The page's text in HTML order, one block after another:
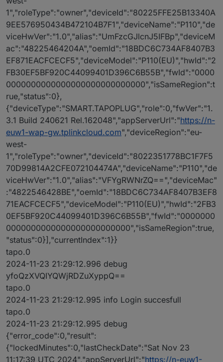
1","roleType":"owner","deviceId":"80225FFE25B13340A
9EE576950434B472104B7F1","deviceName":"P110","de
viceHwVer":"1.0","alias":"UmFzcGJlcnJ5IFBp","deviceM
ac":"48225464204A","oemId":"18BDC6C734AF8407B3
EF871EACFCECF5","deviceModel":"P110(EU)","hwId":"2
FB30EF5BF920C44099401D396C6B55B","fwId":"0000
0000000000000000000000000000","isSameRegion":t
rue,"status":0},
{"deviceType":"SMART.TAPOPLUG","role":0,"fwVer":"1.
3.1 Build 240621 Rel.162048","appServerUrl":"https://n-
euw1-wap-gw.tplinkcloud.com","deviceRegion":"eu-
west-
1","roleType":"owner","deviceId":"8022351778BC1F7F5
70D99814A2CFE072104474A","deviceName":"P110","de
viceHwVer":"1.0","alias":"VFYgRWNrZQ==","deviceMac"
:"4822546428BE","oemId":"18BDC6C734AF8407B3EF8
71EACFCECF5","deviceModel":"P110(EU)","hwId":"2FB3
0EF5BF920C44099401D396C6B55B","fwId":"0000000
0000000000000000000000000","isSameRegion":true,
"status":0}],"currentIndex":1}}
tapo.0
2024-11-23 21:29:12.996 debug
yfoQzXVQIYQWjRDZuXyppQ==
tapo.0
2024-11-23 21:29:12.995 info Login succesfull
tapo.0
2024-11-23 21:29:12.995 debug
{"error_code":0,"result":
{"lockedMinutes":0,"lastCheckDate":"Sat Nov 23
11:17:39 UTC 2024","appServerUrl":"https://n-euw1-